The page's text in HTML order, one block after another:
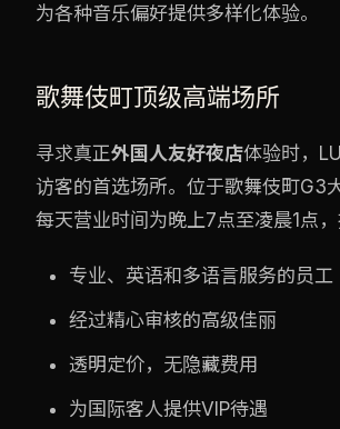
为各种音乐偏好提供多样化体验。
歌舞伎町顶级高端场所
寻求真正外国人友好夜店体验时，
访客的首选场所。位于歌舞伎町G3
每天营业时间为晚上7点至凌晨1点，
专业、英语和多语言服务的员工
经过精心审核的高级佳丽
透明定价，无隐藏费用
为国际客人提供VIP待遇